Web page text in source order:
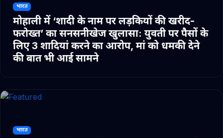
भारत
मोहाली में ‘शादी के नाम पर लड़कियों की खरीद-
फरोख्त’ का सनसनीखेज खुलासा: युवती पर पैसों के
लिए 3 शादियां करने का आरोप, मां को धमकी देने
की बात भी आई सामने
भारत